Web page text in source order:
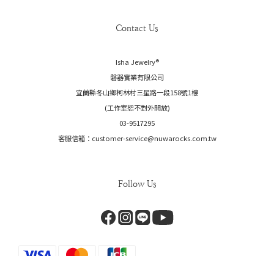
Contact Us
Isha Jewelry®️
磐器實業有限公司
宜蘭縣冬山鄉柯林村三星路一段158號1樓
(工作室恕不對外開放)
03-9517295
客服信箱：customer-service@nuwarocks.com.tw
Follow Us